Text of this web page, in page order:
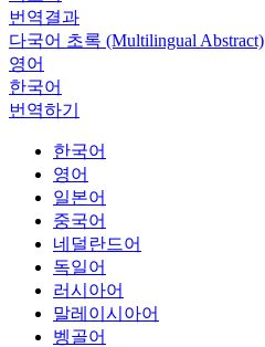
번역결과
다국어 초록 (Multilingual Abstract)
영어
한국어
번역하기
한국어
영어
일본어
중국어
네덜란드어
독일어
러시아어
말레이시아어
벵골어